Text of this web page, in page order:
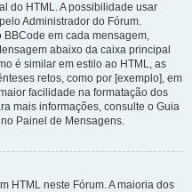
do HTML. A possibilidade usar
Administrador do Fórum.
em cada mensagem,
abaixo da caixa principal
é similar em estilo ao HTML, as
retos, como por [exemplo], em
facilidade na formatação dos
mais informações, consulte o Guia
Painel de Mensagens.
HTML neste Fórum. A maioria dos